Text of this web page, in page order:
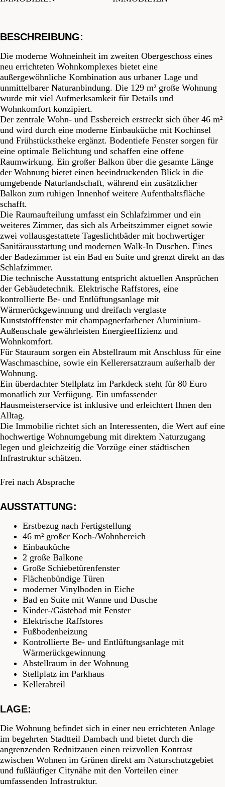
BESCHREIBUNG:
Die moderne Wohneinheit im zweiten Obergeschoss eines
neu errichteten Wohnkomplexes bietet eine
außergewöhnliche Kombination aus urbaner Lage und
unmittelbarer Naturanbindung. Die 129 m² große Wohnung
wurde mit viel Aufmerksamkeit für Details und
Wohnkomfort konzipiert.
Der zentrale Wohn- und Essbereich erstreckt sich über 46 m²
und wird durch eine moderne Einbauküche mit Kochinsel
und Frühstückstheke ergänzt. Bodentiefe Fenster sorgen für
eine optimale Belichtung und schaffen eine offene
Raumwirkung. Ein großer Balkon über die gesamte Länge
der Wohnung bietet einen beeindruckenden Blick in die
umgebende Naturlandschaft, während ein zusätzlicher
Balkon zum ruhigen Innenhof weitere Aufenthaltsfläche
schafft.
Die Raumaufteilung umfasst ein Schlafzimmer und ein
weiteres Zimmer, das sich als Arbeitszimmer eignet sowie
zwei vollausgestattete Tageslichtbäder mit hochwertiger
Sanitärausstattung und modernen Walk-In Duschen. Eines
der Badezimmer ist ein Bad en Suite und grenzt direkt an das
Schlafzimmer.
Die technische Ausstattung entspricht aktuellen Ansprüchen
der Gebäudetechnik. Elektrische Raffstores, eine
kontrollierte Be- und Entlüftungsanlage mit
Wärmerückgewinnung und dreifach verglaste
Kunststofffenster mit champagnerfarbener Aluminium-
Außenschale gewährleisten Energieeffizienz und
Wohnkomfort.
Für Stauraum sorgen ein Abstellraum mit Anschluss für eine
Waschmaschine, sowie ein Kellerersatzraum außerhalb der
Wohnung.
Ein überdachter Stellplatz im Parkdeck steht für 80 Euro
monatlich zur Verfügung. Ein umfassender
Hausmeisterservice ist inklusive und erleichtert Ihnen den
Alltag.
Die Immobilie richtet sich an Interessenten, die Wert auf eine
hochwertige Wohnumgebung mit direktem Naturzugang
legen und gleichzeitig die Vorzüge einer städtischen
Infrastruktur schätzen.
Frei nach Absprache
AUSSTATTUNG:
Erstbezug nach Fertigstellung
46 m² großer Koch-/Wohnbereich
Einbauküche
2 große Balkone
Große Schiebetürenfenster
Flächenbündige Türen
moderner Vinylboden in Eiche
Bad en Suite mit Wanne und Dusche
Kinder-/Gästebad mit Fenster
Elektrische Raffstores
Fußbodenheizung
Kontrollierte Be- und Entlüftungsanlage mit
Wärmerückgewinnung
Abstellraum in der Wohnung
Stellplatz im Parkhaus
Kellerabteil
LAGE:
Die Wohnung befindet sich in einer neu errichteten Anlage
im begehrten Stadtteil Dambach und bietet durch die
angrenzenden Rednitzauen einen reizvollen Kontrast
zwischen Wohnen im Grünen direkt am Naturschutzgebiet
und fußläufiger Citynähe mit den Vorteilen einer
umfassenden Infrastruktur.